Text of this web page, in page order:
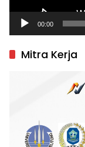
00:00
Mitra Kerja